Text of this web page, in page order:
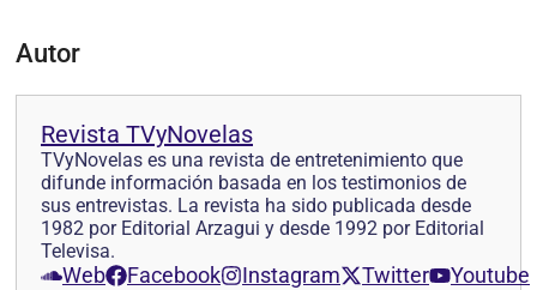
Autor
Revista TVyNovelas
TVyNovelas es una revista de entretenimiento que
difunde información basada en los testimonios de
sus entrevistas. La revista ha sido publicada desde
1982 por Editorial Arzagui y desde 1992 por Editorial
Televisa.
Web Facebook Instagram Twitter Youtube